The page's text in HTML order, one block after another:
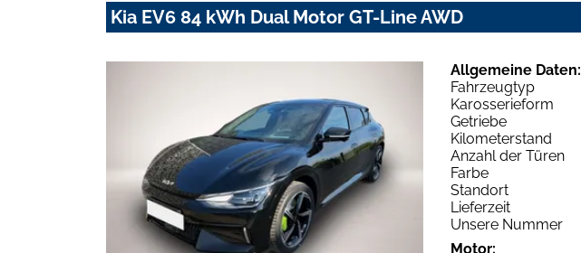
Kia EV6 84 kWh Dual Motor GT-Line AWD
Allgemeine Daten:
Fahrzeugtyp
Karosserieform
Getriebe
Kilometerstand
Anzahl der Türen
Farbe
Standort
Lieferzeit
Unsere Nummer
Motor: